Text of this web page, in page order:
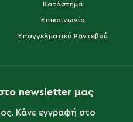
Κατάστημα
Επικοινωνία
Επαγγελματικό Ραντεβού
newsletter μας
Κάνε εγγραφή στο